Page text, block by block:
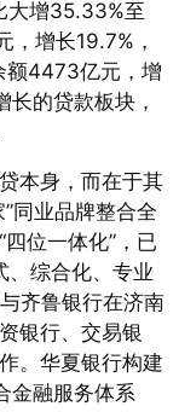
大增35.33%至
增长19.7%，
额4473亿元，增
长的贷款板块，
本身，而在于其
同业品牌整合全
位一体化”，已
、综合化、专业
齐鲁银行在济南
银行、交易银
。华夏银行构建
金融服务体系